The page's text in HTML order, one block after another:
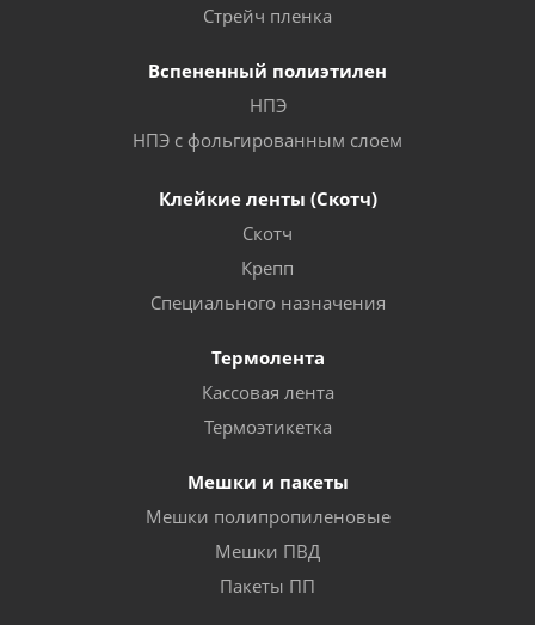
Стрейч пленка
Вспененный полиэтилен
НПЭ
НПЭ с фольгированным слоем
Клейкие ленты (Скотч)
Скотч
Крепп
Специального назначения
Термолента
Кассовая лента
Термоэтикетка
Мешки и пакеты
Мешки полипропиленовые
Мешки ПВД
Пакеты ПП